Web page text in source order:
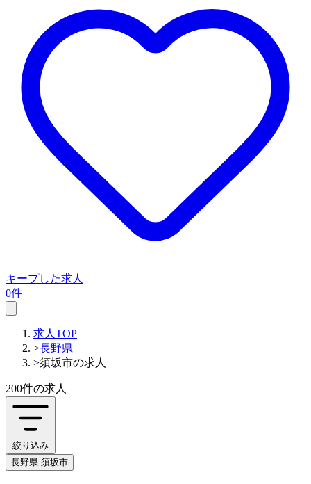
キープした求人
0件
求人TOP
>長野県
>須坂市の求人
200件の求人
絞り込み
長野県 須坂市